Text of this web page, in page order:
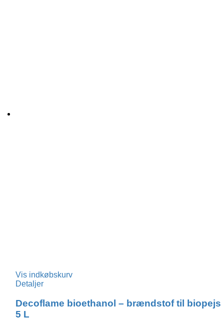
Vis indkøbskurv
Detaljer
Decoflame bioethanol – brændstof til biopejs
5 L